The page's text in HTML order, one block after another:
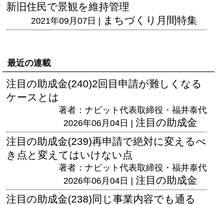
新旧住民で景観を維持管理
2021年09月07日 | まちづくり月間特集
最近の連載
注目の助成金(240)2回目申請が難しくなる
ケースとは
著者：ナビット代表取締役・福井泰代
2026年06月04日 | 注目の助成金
注目の助成金(239)再申請で絶対に変えるべ
き点と変えてはいけない点
著者：ナビット代表取締役・福井泰代
2026年06月04日 | 注目の助成金
注目の助成金(238)同じ事業内容でも通る